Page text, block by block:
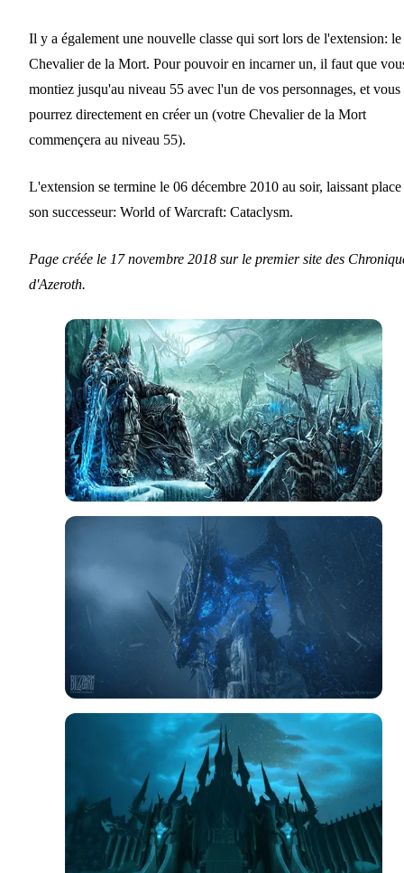
Il y a également une nouvelle classe qui sort lors de l'extension: le
Chevalier de la Mort. Pour pouvoir en incarner un, il faut que
montiez jusqu'au niveau 55 avec l'un de vos personnages, et vous
pourrez directement en créer un (votre Chevalier de la Mort
commençera au niveau 55).
L'extension se termine le 06 décembre 2010 au soir, laissant place
son successeur: World of Warcraft: Cataclysm.
Page créée le 17 novembre 2018 sur le premier site des
d'Azeroth.